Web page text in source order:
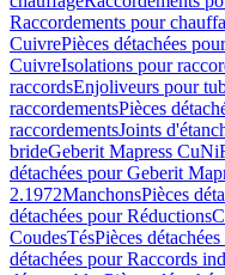
Raccordements pour
CuivrePièces détachées
CuivreIsolations pour
raccordsEnjoliveurs pour
raccordementsPièces
raccordementsJoints
brideGeberit Mapress
détachées pour Geberit
2.1972ManchonsPièces
détachées pour Réductions
CoudesTésPièces
détachées pour Raccords